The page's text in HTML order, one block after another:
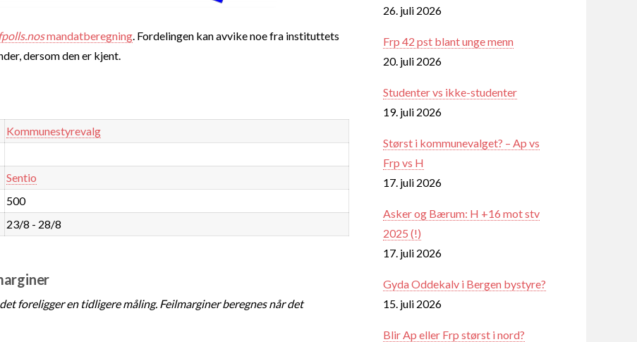
mandatberegning . Fordelingen kan avvike noe fra instituttets
dersom den er kjent.
Kommunestyrevalg
Sentio
500
23/8 - 28/8
foreligger en tidligere måling. Feilmarginer beregnes når det
26. juli 2026
Frp 42 pst blant unge menn
20. juli 2026
Studenter vs ikke-studenter
19. juli 2026
Størst i kommunevalget? – Ap vs
Frp vs H
17. juli 2026
Asker og Bærum: H +16 mot stv
2025 (!)
17. juli 2026
Gyda Oddekalv i Bergen bystyre?
15. juli 2026
Blir Ap eller Frp størst i nord?